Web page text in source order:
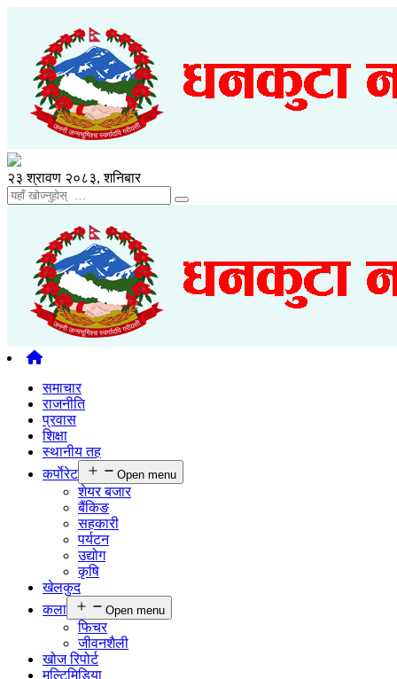
२३ श्रावण २०८३, शनिबार
समाचार
राजनीति
प्रवास
शिक्षा
स्थानीय तह
कर्पाेरेट
Open menu
शेयर बजार
बैंकिङ
सहकारी
पर्यटन
उद्योग
कृषि
खेलकुद
कला
Open menu
फिचर
जीवनशैली
खोज रिपोर्ट
मल्टिमिडिया